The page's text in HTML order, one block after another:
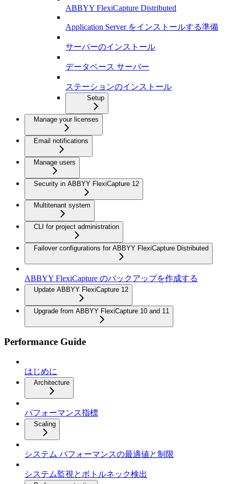
ABBYY FlexiCapture Distributed
Application Server をインストールする準備
サーバーのインストール
データベース サーバー
ステーションのインストール
Setup
Manage your licenses
Email notifications
Manage users
Security in ABBYY FlexiCapture 12
Multitenant system
CLI for project administration
Failover configurations for ABBYY FlexiCapture Distributed
ABBYY FlexiCapture のバックアップを作成する
Update ABBYY FlexiCapture 12
Upgrade from ABBYY FlexiCapture 10 and 11
Performance Guide
はじめに
Architecture
パフォーマンス指標
Scaling
システム パフォーマンスの最適値と制限
システム監視とボトルネック検出